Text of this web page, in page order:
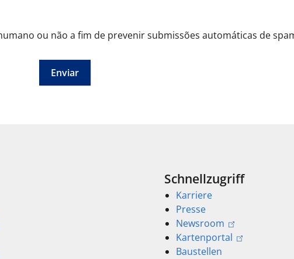
Esta questão é para testar se você é um visitante humano ou não a fim de prevenir submissões automáticas de
Schnellzugriff
Karriere
Presse
Newsroom
Kartenportal
Baustellen